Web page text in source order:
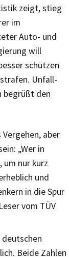
zeigt, stieg
im
Auto- und
will
schützen
Unfall-
begrüßt den
aber
„Wer in
um nur kurz
und
in die Spur
vom TÜV
Beide Zahlen